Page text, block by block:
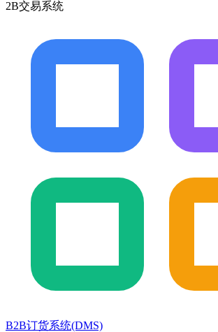
2B交易系统
B2B订货系统(DMS)